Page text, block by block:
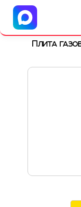
г.
Плита